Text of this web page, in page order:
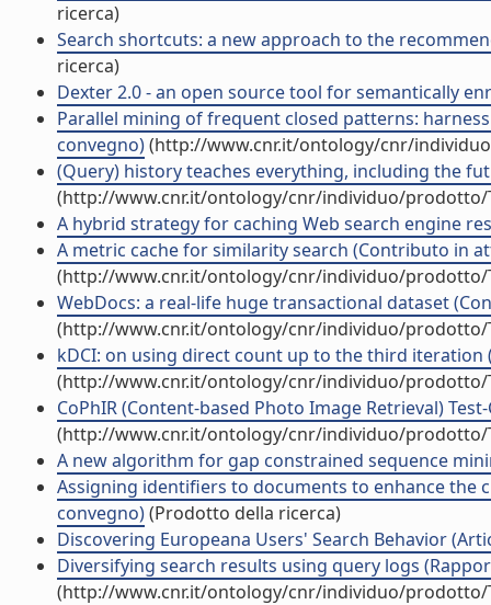
ricerca)
Search shortcuts: a new approach to the
ricerca)
Dexter 2.0 - an open source tool for semantically
Parallel mining of frequent closed patterns:
convegno)(http://www.cnr.it/ontology/cnr/
(Query) history teaches everything, including the
(http://www.cnr.it/ontology/cnr/individuo/prodotto/
A hybrid strategy for caching Web search engine
A metric cache for similarity search (Contributo in
(http://www.cnr.it/ontology/cnr/individuo/prodotto/
WebDocs: a real-life huge transactional dataset
(http://www.cnr.it/ontology/cnr/individuo/prodotto/
kDCI: on using direct count up to the third
(http://www.cnr.it/ontology/cnr/individuo/prodotto/
CoPhIR (Content-based Photo Image Retrieval)
(http://www.cnr.it/ontology/cnr/individuo/prodotto/
A new algorithm for gap constrained sequence
Assigning identifiers to documents to enhance
convegno)(Prodotto della ricerca)
Discovering Europeana Users' Search Behavior
Diversifying search results using query logs
(http://www.cnr.it/ontology/cnr/individuo/prodotto/